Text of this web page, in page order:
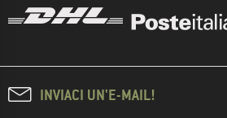
INVIACI UN'E-MAIL!